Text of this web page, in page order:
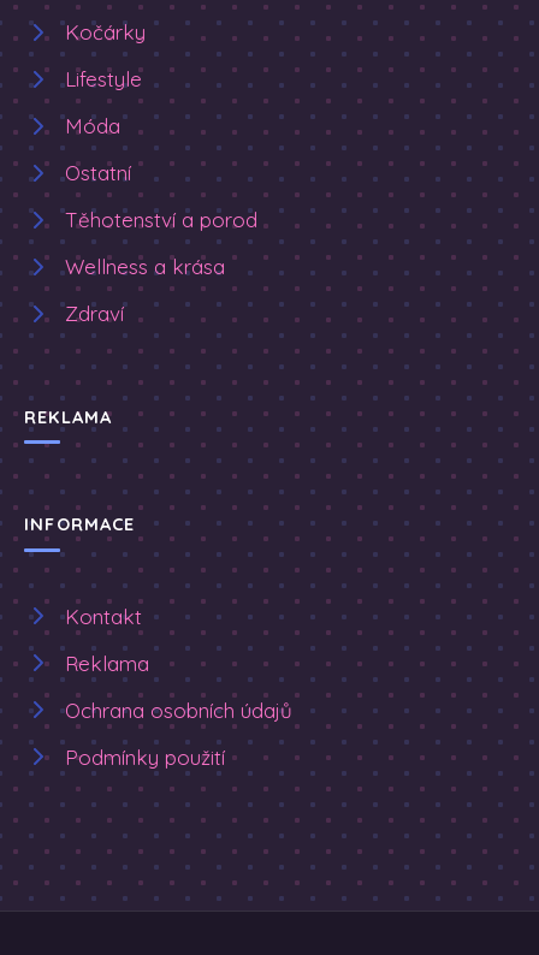
Kočárky
Lifestyle
Móda
Ostatní
Těhotenství a porod
Wellness a krása
Zdraví
REKLAMA
INFORMACE
Kontakt
Reklama
Ochrana osobních údajů
Podmínky použití